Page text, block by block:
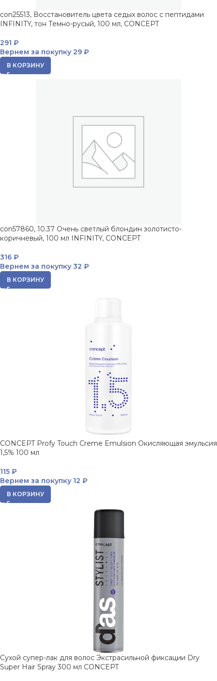
con25513, Восстановитель цвета седых волос с пептидами
INFINITY, тон Темно-русый, 100 мл, CONCEPT
291 ₽
Вернем за покупку 29 ₽
В КОРЗИНУ
con57860, 10.37 Очень светлый блондин золотисто-
коричневый, 100 мл INFINITY, CONCEPT
316 ₽
Вернем за покупку 32 ₽
В КОРЗИНУ
CONCEPT Profy Touch Creme Emulsion Окисляющая эмульсия
1,5% 100 мл
115 ₽
Вернем за покупку 12 ₽
В КОРЗИНУ
Сухой супер-лак для волос Экстрасильной фиксации Dry
Super Hair Spray 300 мл CONCEPT